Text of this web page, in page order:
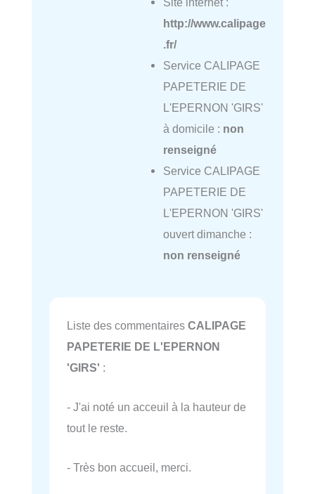
http://www.calipage
.fr/
Service CALIPAGE
PAPETERIE DE
L'EPERNON 'GIRS'
à domicile : non
renseigné
Service CALIPAGE
PAPETERIE DE
L'EPERNON 'GIRS'
ouvert dimanche :
non renseigné
Liste des commentaires CALIPAGE
PAPETERIE DE L'EPERNON
'GIRS' :
- J'ai noté un acceuil à la hauteur de
tout le reste.
- Très bon accueil, merci.